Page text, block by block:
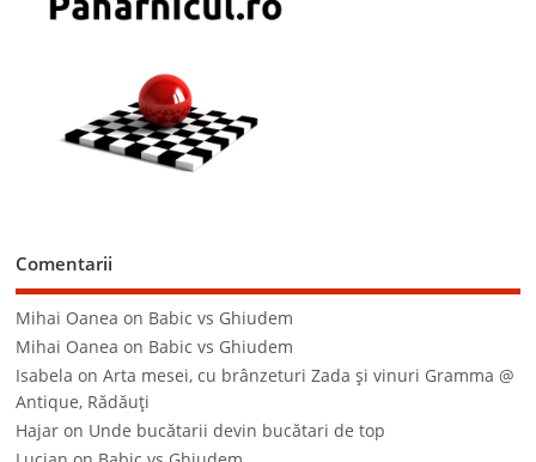
Comentarii
Mihai Oanea on Babic vs Ghiudem
Mihai Oanea on Babic vs Ghiudem
Isabela onArta mesei, cu brânzeturi Zada şi vinuri Gramma @
Antique, Rădăuţi
Hajar on Unde bucătarii devin bucătari de top